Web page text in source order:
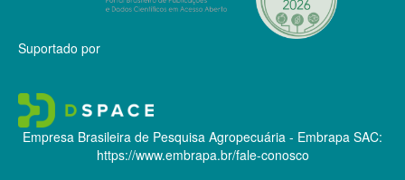
Suportado por
Empresa Brasileira de Pesquisa Agropecuária - Embrapa SAC:
https://www.embrapa.br/fale-conosco